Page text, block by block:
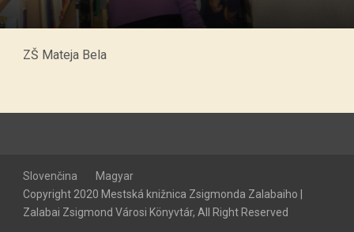
ZŠ Mateja Bela
Slovenčina
Magyar
Copyright 2020 Mestská knižnica Zsigmonda Zalabaiho |
Zalabai Zsigmond Városi Könyvtár, All Right Reserved